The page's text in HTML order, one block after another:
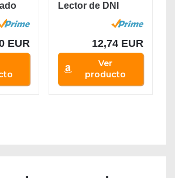
EUR
Lector de DNI
electrónico CAC...
12,74 EUR
Ver
producto